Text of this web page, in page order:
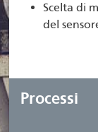
Scelta di
del
Processi